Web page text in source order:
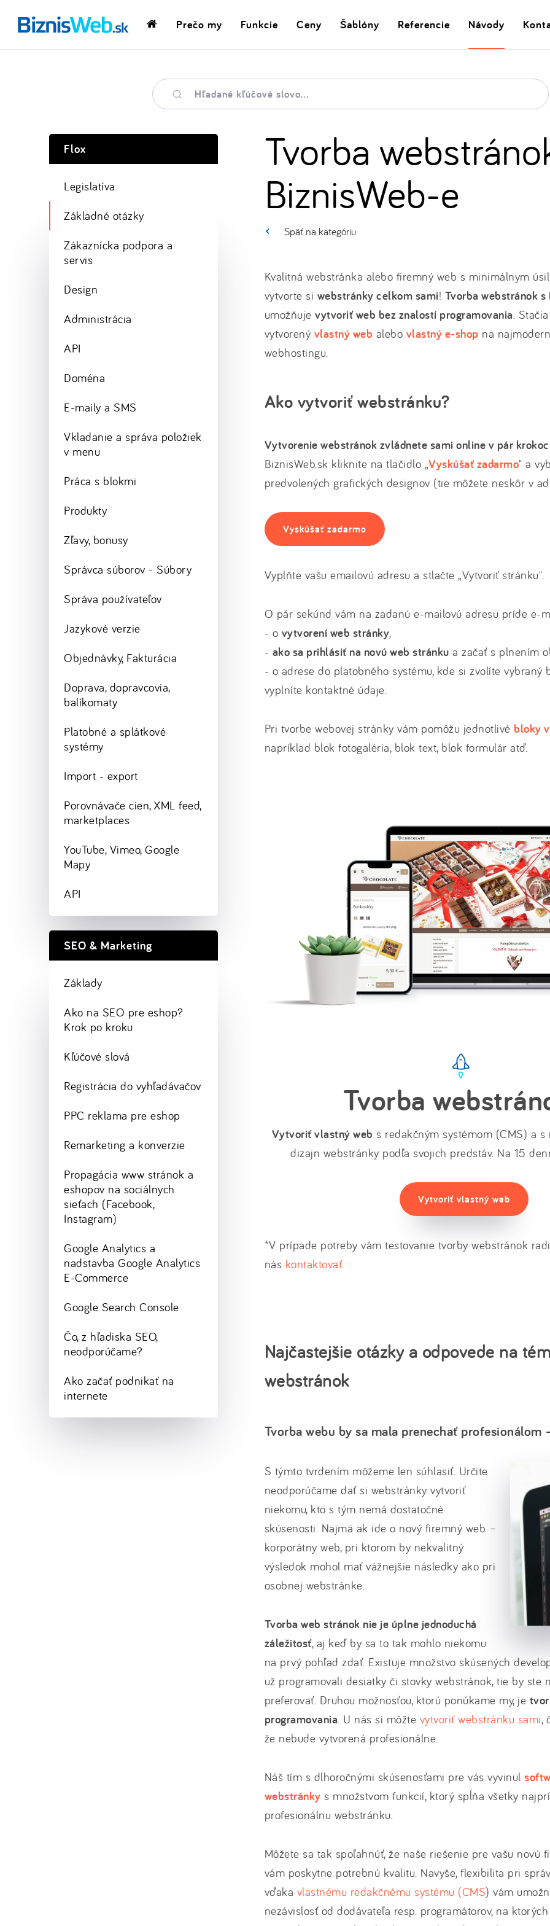
DomovskáPrečo my Funkcie Ceny Šablóny Referencie Návody
Hľadané
kľúčové
slovo
Späť na kategóriu
Tvorba
BiznisWeb-e
Kvalitná webstránka alebo firemný web s minimálnym
vytvorte si webstránky celkom sami! Tvorba webstránok s
umožňujevytvoriť web bez znalostí programovania.
vytvorený vlastný web alebo vlastný e-shop na
webhostingu.
Ako vytvoriť webstránku?
Vytvorenie webstránok zvládnete sami online v pár
BiznisWeb.sk kliknite na tlačidlo „Vyskúšať zadarmo" a
predvolených grafických designov (tie môžete neskôr v
Vyskúšať zadarmo
Vyplňte vašu emailovú adresu a stlačte „Vytvoriť stránku".
O pár sekúnd vám na zadanú e-mailovú adresu príde e-
- o vytvorení web stránky,
- ako sa prihlásiť na novú web stránku a začať s plnením
- o adrese do platobného systému, kde si zvolíte vybraný
vyplníte kontaktné údaje.
Pri tvorbe webovej stránky vám pomôžu jednotlivé bloky
napríklad blok fotogaléria, blok text, blok formulár atď.
Tvorba
Vytvoriť vlastný web s redakčným systémom (CMS) a
dizajn webstránky podľa svojich predstáv. Na 15
Vytvoriť vlastný web
*V prípade potreby vám testovanie tvorby webstránok
nás kontaktovať.
Najčastejšie otázky a odpovede na
webstránok
Tvorba webu by sa mala prenechať profesionálom
S týmto tvrdením môžeme len súhlasiť. Určite
neodporúčame dať si webstránky vytvoriť
niekomu, kto s tým nemá dostatočné
skúsenosti. Najmä ak ide o nový firemný web –
korporátny web, pri ktorom by nekvalitný
výsledok mohol mať vážnejšie následky ako pri
osobnej webstránke.
Tvorba web stránok nie je úplne jednoduchá
záležitosť, aj keď by sa to tak mohlo niekomu
na prvý pohľad zdať. Existuje množstvo skúsených
už programovali desiatky či stovky webstránok, tie by ste
preferovať. Druhou možnosťou, ktorú ponúkame my, je
programovania . U nás si môžte vytvoriť webstránku sami,
že nebude vytvorená profesionálne.
Náš tím s dlhoročnými skúsenosťami pre vás vyvinul
webstránky s množstvom funkcií, ktorý spĺňa všetky
profesionálnu webstránku.
Môžete sa tak spoľahnúť, že naše riešenie pre vašu novú
vám poskytne potrebnú kvalitu. Navyše, flexibilita pri
vďaka vlastnému redakčnému systému (CMS) vám
nezávislosť od dodávateľa resp. programátorov, na
Flox
Legislatíva
Základné otázky
Zákaznícka podpora a
servis
Design
Administrácia
API
Doména
E-maily a SMS
Vkladanie a správa položiek
v menu
Práca s blokmi
Produkty
Zľavy, bonusy
Správca súborov - Súbory
Správa používateľov
Jazykové verzie
Objednávky, Fakturácia
Doprava, dopravcovia,
balíkomaty
Platobné a splátkové
systémy
Import - export
Porovnávače cien, XML feed,
marketplaces
YouTube, Vimeo, Google
Mapy
API
SEO & Marketing
Základy
Ako na SEO pre eshop?
Krok po kroku
Kľúčové slová
Registrácia do vyhľadávačov
PPC reklama pre eshop
Remarketing a konverzie
Propagácia www stránok a
eshopov na sociálnych
sieťach (Facebook,
Instagram)
Google Analytics a
nadstavba Google Analytics
E-Commerce
Google Search Console
Čo, z hľadiska SEO,
neodporúčame?
Ako začať podnikať na
internete